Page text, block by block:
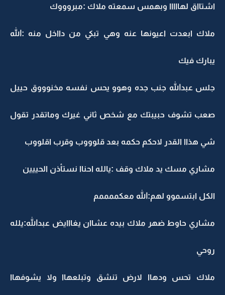
اشتااق لهااااا وبهمس سمعته ملاك :مبروووك
ملاك ابعدت اعيونها عنه وهي تبكي من دااخل منه :الله
يبارك فيك
جلس عبدالله جنب جده وهوو يحس نفسه مخنوووق حييل
صعب تشوف حبيبتك مع شخص ثاني غيرك وماتقدر تقول
شي هذاا القدر لاحكم حكمه بعد قلوووب وقرب اقلووب
مشاري مسك يد ملاك وقف :يالله احناا نستأذن الحييين
الكل ابتسموو لهم:الله معكممممم
مشاري حاوط ضهر ملاك بيده عشاان يغااايض عبدالله:يلله
روحي
ملاك تحس ودهاا لارض تنشق وتبلعهاا ولا يشوفهاا